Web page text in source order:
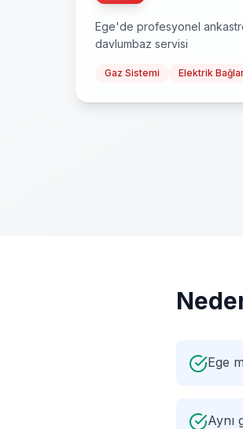
Ege'de profesyonel
davlumbaz servisi
Gaz Sistemi Elektrik
Ege
Aynı